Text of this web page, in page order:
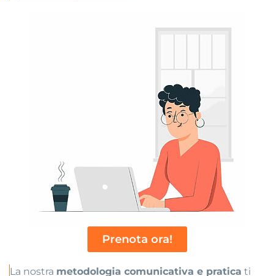
Prenota ora!
La nostra metodologia comunicativa e pratica ti